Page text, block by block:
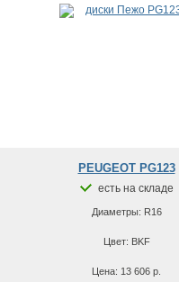
PEUGEOT PG123
есть на складе
Диаметры: R16
Цвет: BKF
Цена: 13 606 р.